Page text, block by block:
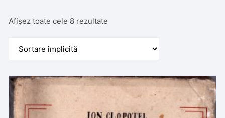
Afișez toate cele 8 rezultate